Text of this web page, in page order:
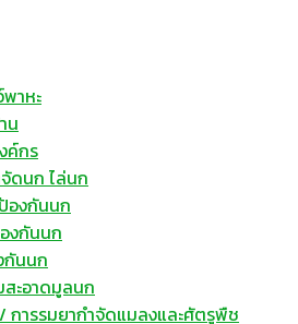
าหะ
น
ค์กร
ดนก ไล่นก
องกันนก
งกันนก
กันนก
สะอาดมูลนก
การรมยากำจัดแมลงและศัตรูพืช